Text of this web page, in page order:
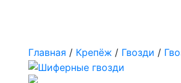
Главная / Крепёж / Гвозди /